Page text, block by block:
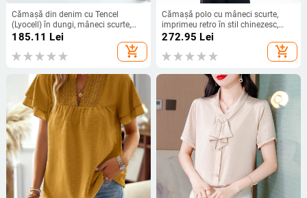
Cămașă din denim cu Tencel
(Lyocell) în dungi, mâneci scurte,
croială lejeră
185.11 Lei
add_shopping_cart
Cămașă polo cu mâneci scurte,
imprimeu retro în stil chinezesc,
croială lejeră, amestec bumbac-
272.95 Lei
add_shopping_cart